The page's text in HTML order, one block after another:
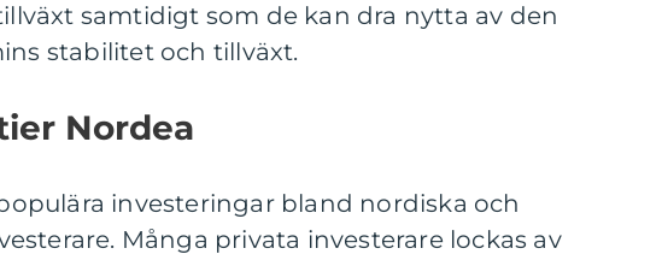
samtidigt som de kan dra nytta av den
stabilitet och tillväxt.
Nordea
investeringar bland nordiska och
Många privata investerare lockas av